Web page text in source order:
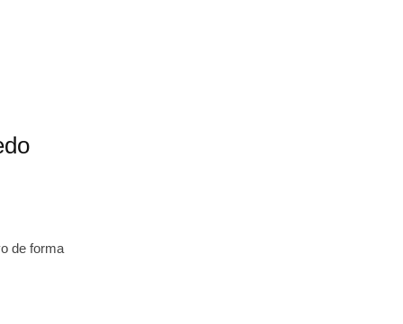
de forma